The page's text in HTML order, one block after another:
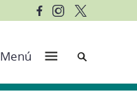
Menú Cerca